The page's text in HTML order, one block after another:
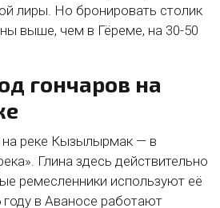
лиры. Но бронировать столик
выше, чем в Гёреме, на 30-50
гончаров на
реке Кызылырмак — в
Глина здесь действительно
ремесленники используют её
в Аваносе работают